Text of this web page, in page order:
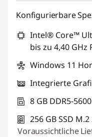
Konfigurierbare
Intel® Core™
bis zu 4,40 GHz
Windows 11
Integrierte
8 GB DDR5-
256 GB SSD
Voraussichtliche